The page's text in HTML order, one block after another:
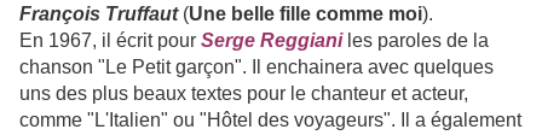
François Truffaut(Une belle fille comme moi).
En 1967, il écrit pour Serge Reggianiles paroles de la
chanson "Le Petit garçon". Il enchainera avec quelques
uns des plus beaux textes pour le chanteur et acteur,
comme "L'Italien" ou "Hôtel des voyageurs". Il a également